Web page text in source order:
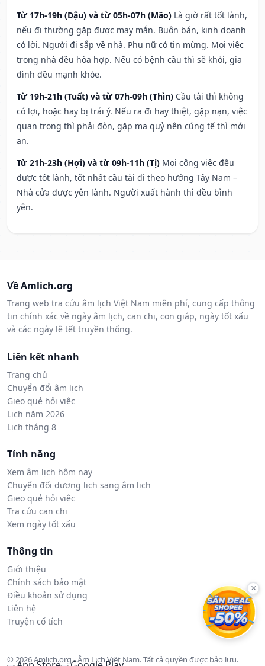
Từ 17h-19h (Dậu) và từ 05h-07h (Mão) Là giờ rất tốt lành,
nếu đi thường gặp được may mắn. Buôn bán, kinh doanh
có lời. Người đi sắp về nhà. Phụ nữ có tin mừng. Mọi việc
trong nhà đều hòa hợp. Nếu có bệnh cầu thì sẽ khỏi, gia
đình đều mạnh khỏe.
Từ 19h-21h (Tuất) và từ 07h-09h (Thìn) Cầu tài thì không
có lợi, hoặc hay bị trái ý. Nếu ra đi hay thiệt, gặp nạn, việc
quan trọng thì phải đòn, gặp ma quỷ nên cúng tế thì mới
an.
Từ 21h-23h (Hợi) và từ 09h-11h (Tị) Mọi công việc đều
được tốt lành, tốt nhất cầu tài đi theo hướng Tây Nam –
Nhà cửa được yên lành. Người xuất hành thì đều bình
yên.
Về Amlich.org
Trang web tra cứu âm lịch Việt Nam miễn phí, cung cấp thông
tin chính xác về ngày âm lịch, can chi, con giáp, ngày tốt xấu
và các ngày lễ tết truyền thống.
Liên kết nhanh
Trang chủ
Chuyển đổi âm lịch
Gieo quẻ hỏi việc
Lịch năm 2026
Lịch tháng 8
Tính năng
Xem âm lịch hôm nay
Chuyển đổi dương lịch sang âm lịch
Gieo quẻ hỏi việc
Tra cứu can chi
Xem ngày tốt xấu
Thông tin
Giới thiệu
Chính sách bảo mật
Điều khoản sử dụng
Liên hệ
Truyện cổ tích
© 2026 Amlich.org - Âm Lịch Việt Nam. Tất cả quyền được bảo lưu.
×